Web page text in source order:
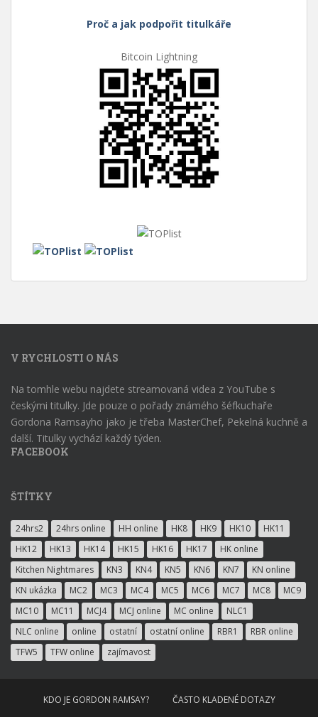
Proč a jak podpořit titulkáře
Bitcoin Lightning
V RYCHLOSTI O NÁS
Na tomhle webu najdete streamovaná videa z YouTube s
českými titulky. Jde pouze o pořady známého šéfkuchaře
Gordona Ramsayho jako je třeba MasterChef, Pekelná kuchně a
další. Titulky vychází každý týden.
FACEBOOK
ŠTÍTKY
24hrs2 24hrs online HH online HK8 HK9 HK10
HK11
HK12
HK13 HK14 HK15 HK16 HK17
HK online
Kitchen Nightmares
KN3 KN4 KN5 KN6 KN7
KN online
KN ukázka
MC2 MC3 MC4 MC5 MC6 MC7 MC8
MC9
MC10
MC11 MCJ4 MCJ online MC online
NLC1
NLC online
online ostatní ostatní online RBR1
RBR online
TFW5
TFW online zajímavost
KDO JE GORDON RAMSAY? ČASTO KLADENÉ DOTAZY